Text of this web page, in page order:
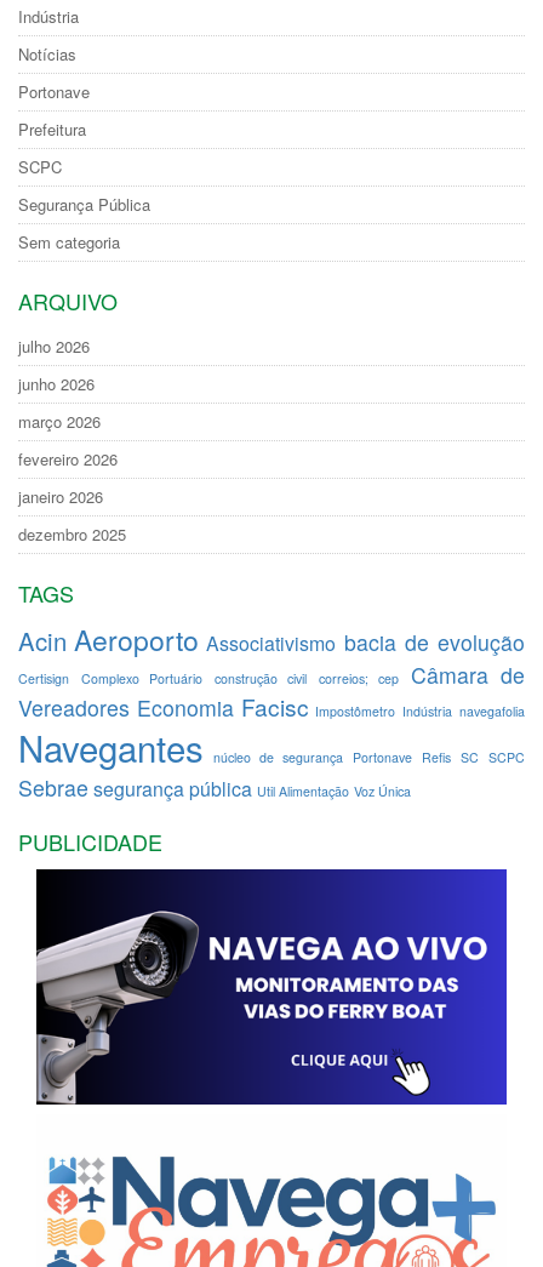
Indústria
Notícias
Portonave
Prefeitura
SCPC
Segurança Pública
Sem categoria
ARQUIVO
julho 2026
junho 2026
março 2026
fevereiro 2026
janeiro 2026
dezembro 2025
TAGS
Acin Aeroporto Associativismo bacia de evolução
Certisign Complexo Portuário construção civil correios; cep
Câmara de
Vereadores Economia Facisc Impostômetro Indústria navegafolia
Navegantes núcleo de segurança Portonave Refis SC SCPC
Sebrae segurança pública Util Alimentação Voz Única
PUBLICIDADE